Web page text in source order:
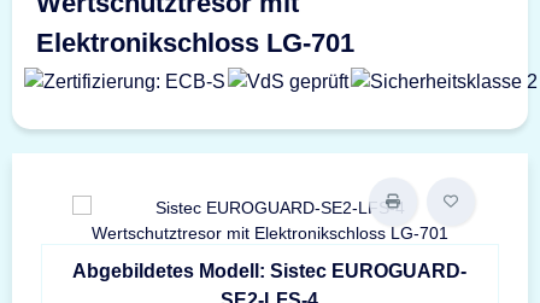
Elektronikschloss LG-701
Abgebildetes Modell: Sistec EUROGUARD-